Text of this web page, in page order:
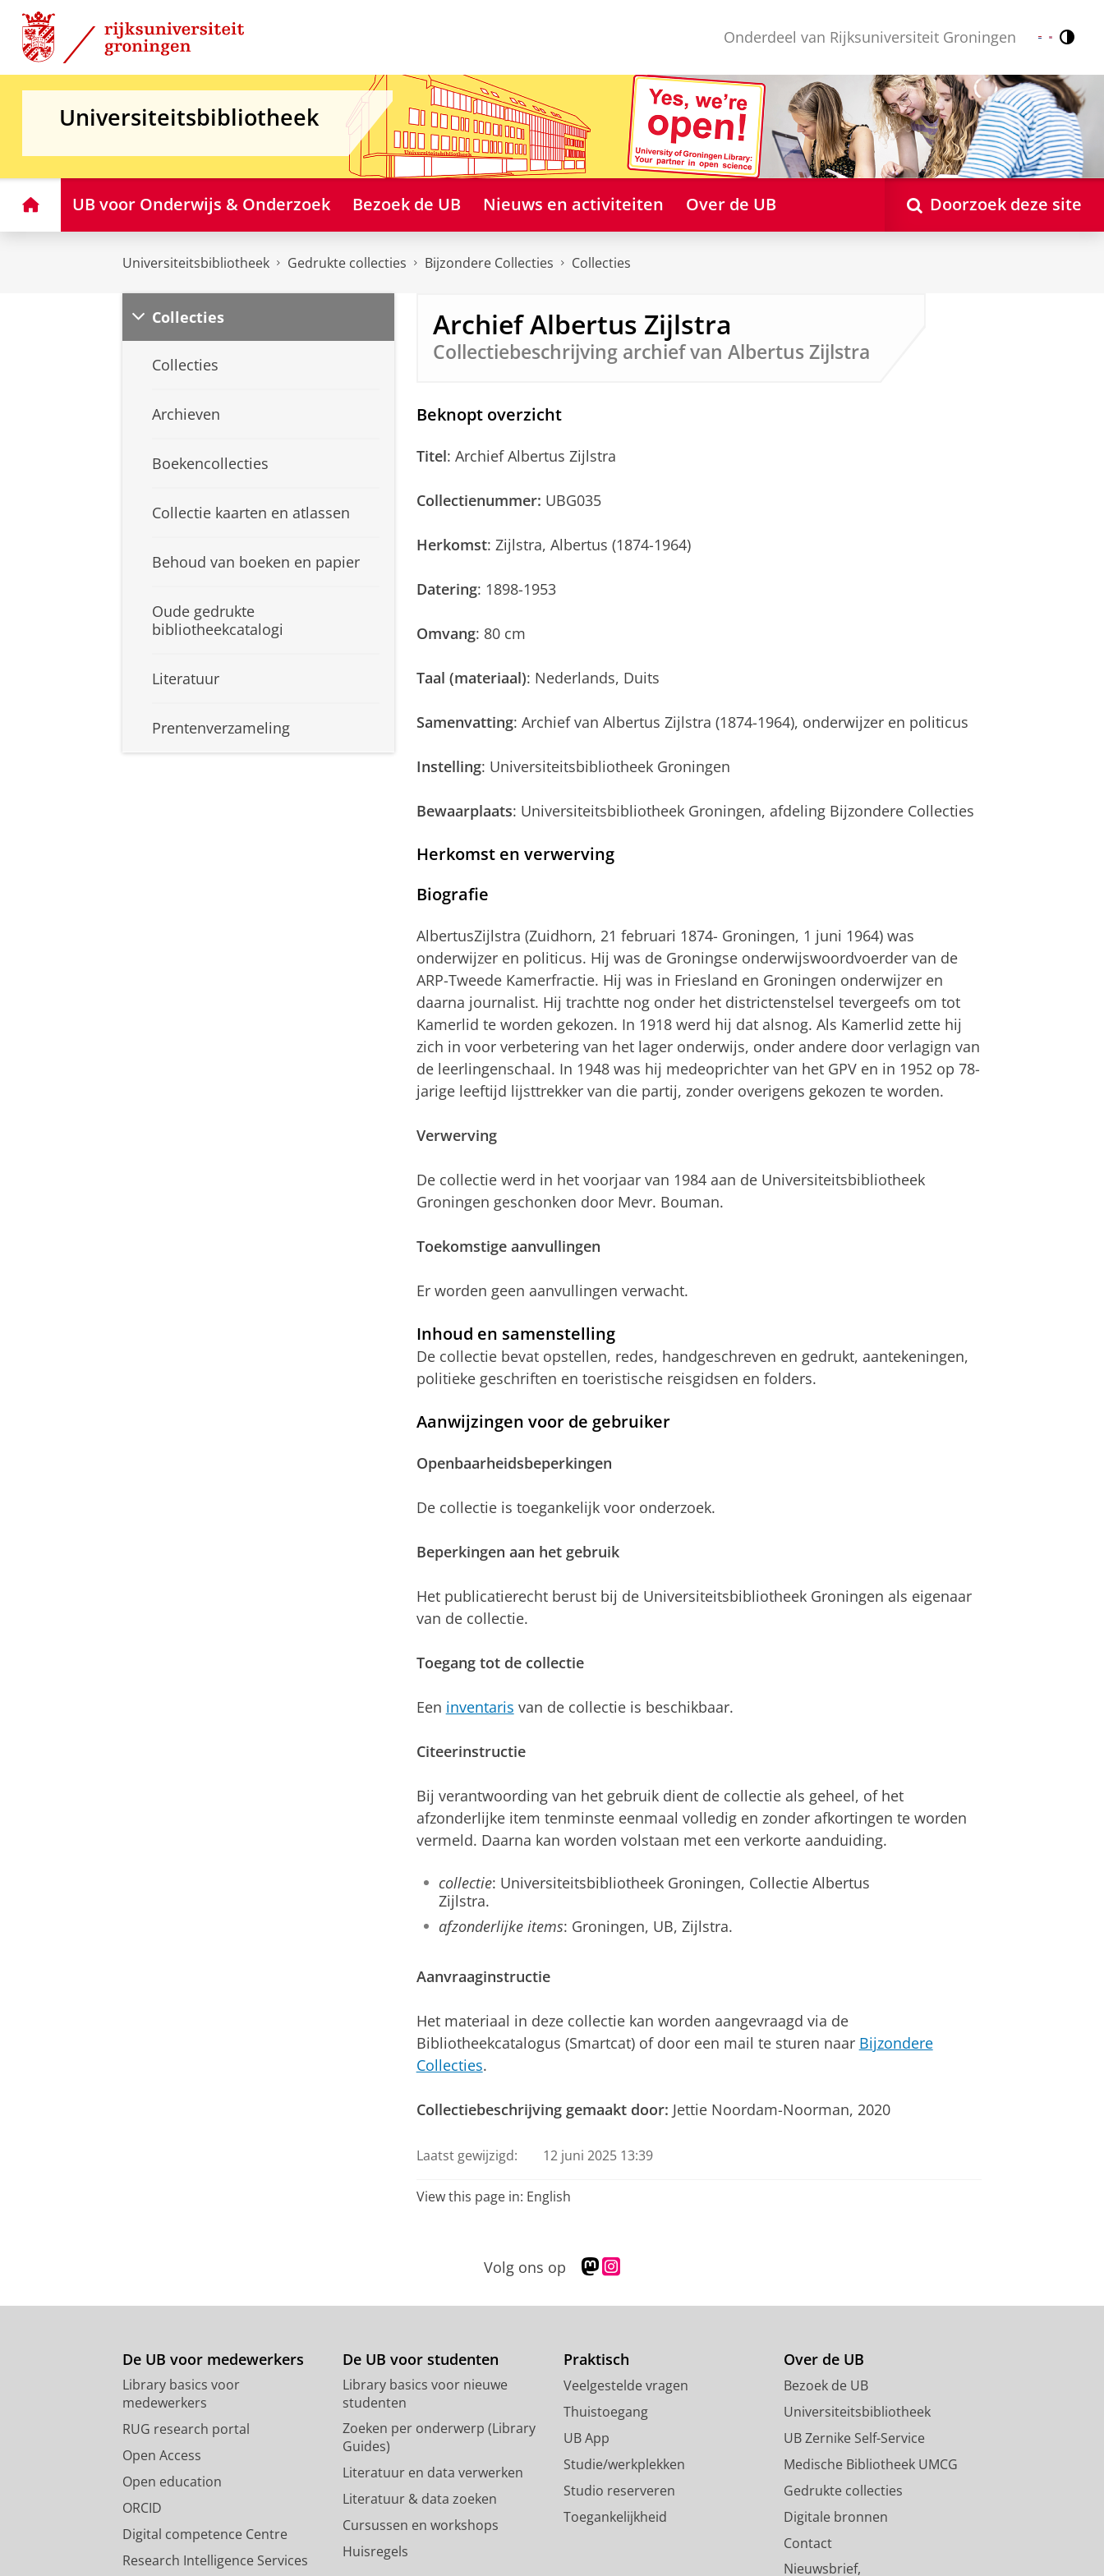
Skip
Content
Skip
Navigation
Onderdeel van Rijksuniversiteit Groningen Nederlands
English
Universiteitsbibliotheek
HomeUB voor Onderwijs & Onderzoek Bezoek de UB Nieuws en activiteiten Over de UB Doorzoek deze site
Universiteitsbibliotheek Gedrukte collecties Bijzondere Collecties Collecties
Collecties
Collecties
Archieven
Boekencollecties
Collectie kaarten en atlassen
Behoud van boeken en papier
Oude gedrukte
bibliotheekcatalogi
Literatuur
Prentenverzameling
Archief Albertus Zijlstra
Collectiebeschrijving archief van Albertus Zijlstra
Beknopt overzicht
Titel: Archief Albertus Zijlstra
Collectienummer: UBG035
Herkomst: Zijlstra, Albertus (1874-1964)
Datering: 1898-1953
Omvang: 80 cm
Taal (materiaal): Nederlands, Duits
Samenvatting: Archief van Albertus Zijlstra (1874-1964), onderwijzer en politicus
Instelling: Universiteitsbibliotheek Groningen
Bewaarplaats: Universiteitsbibliotheek Groningen, afdeling Bijzondere Collecties
Herkomst en verwerving
Biografie
AlbertusZijlstra (Zuidhorn, 21 februari 1874- Groningen, 1 juni 1964) was
onderwijzer en politicus. Hij was de Groningse onderwijswoordvoerder van de
ARP-Tweede Kamerfractie. Hij was in Friesland en Groningen onderwijzer en
daarna journalist. Hij trachtte nog onder het districtenstelsel tevergeefs om tot
Kamerlid te worden gekozen. In 1918 werd hij dat alsnog. Als Kamerlid zette hij
zich in voor verbetering van het lager onderwijs, onder andere door verlagign van
de leerlingenschaal. In 1948 was hij medeoprichter van het GPV en in 1952 op 78-
jarige leeftijd lijsttrekker van die partij, zonder overigens gekozen te worden.
Verwerving
De collectie werd in het voorjaar van 1984 aan de Universiteitsbibliotheek
Groningen geschonken door Mevr. Bouman.
Toekomstige aanvullingen
Er worden geen aanvullingen verwacht.
Inhoud en samenstelling
De collectie bevat opstellen, redes, handgeschreven en gedrukt, aantekeningen,
politieke geschriften en toeristische reisgidsen en folders.
Aanwijzingen voor de gebruiker
Openbaarheidsbeperkingen
De collectie is toegankelijk voor onderzoek.
Beperkingen aan het gebruik
Het publicatierecht berust bij de Universiteitsbibliotheek Groningen als eigenaar
van de collectie.
Toegang tot de collectie
Een inventaris van de collectie is beschikbaar.
Citeerinstructie
Bij verantwoording van het gebruik dient de collectie als geheel, of het
afzonderlijke item tenminste eenmaal volledig en zonder afkortingen te worden
vermeld. Daarna kan worden volstaan met een verkorte aanduiding.
collectie: Universiteitsbibliotheek Groningen, Collectie Albertus
Zijlstra.
afzonderlijke items: Groningen, UB, Zijlstra.
Aanvraaginstructie
Het materiaal in deze collectie kan worden aangevraagd via de
Bibliotheekcatalogus (Smartcat) of door een mail te sturen naar Bijzondere
Collecties.
Collectiebeschrijving gemaakt door: Jettie Noordam-Noorman, 2020
Laatst gewijzigd: 12 juni 2025 13:39
View this page in: English
Volg ons op
M
s
d
n
p
o
f
i
e
l
s
g
r
a
m
c
c
o
u
De UB voor medewerkers
Library basics voor
medewerkers
RUG research portal
Open Access
Open education
ORCID
Digital competence Centre
Research Intelligence Services
De UB voor studenten
Library basics voor nieuwe
studenten
Zoeken per onderwerp (Library
Guides)
Literatuur en data verwerken
Literatuur & data zoeken
Cursussen en workshops
Huisregels
Praktisch
Veelgestelde vragen
Thuistoegang
UB App
Studie/werkplekken
Studio reserveren
Toegankelijkheid
Over de UB
Bezoek de UB
Universiteitsbibliotheek
UB Zernike Self-Service
Medische Bibliotheek UMCG
Gedrukte collecties
Digitale bronnen
Contact
Nieuwsbrief,